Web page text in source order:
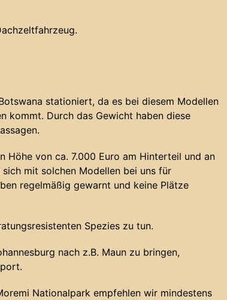
stationiert, da es bei diesem Modellen
kommt. Durch das Gewicht haben diese
Höhe von ca. 7.000 Euro am Hinterteil und an
mit solchen Modellen bei uns für
regelmäßig gewarnt und keine Plätze
Spezies zu tun.
nach z.B. Maun zu bringen,
Nationalpark empfehlen wir mindestens